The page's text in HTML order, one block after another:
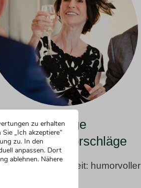
mehr lustige
zur Silberhochzeit: humorvoller
zu erhalten
„Ich akzeptiere“
zu. In den
anpassen. Dort
ablehnen. Nähere